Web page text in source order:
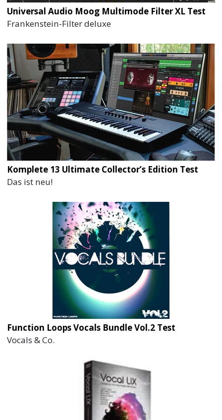
Universal Audio Moog Multimode Filter XL Test
Frankenstein-Filter deluxe
Komplete 13 Ultimate Collector’s Edition Test
Das ist neu!
Function Loops Vocals Bundle Vol.2 Test
Vocals & Co.